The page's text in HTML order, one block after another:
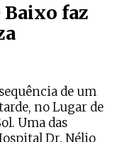
faz
de um
no Lugar de
Uma das
Dr. Nélio